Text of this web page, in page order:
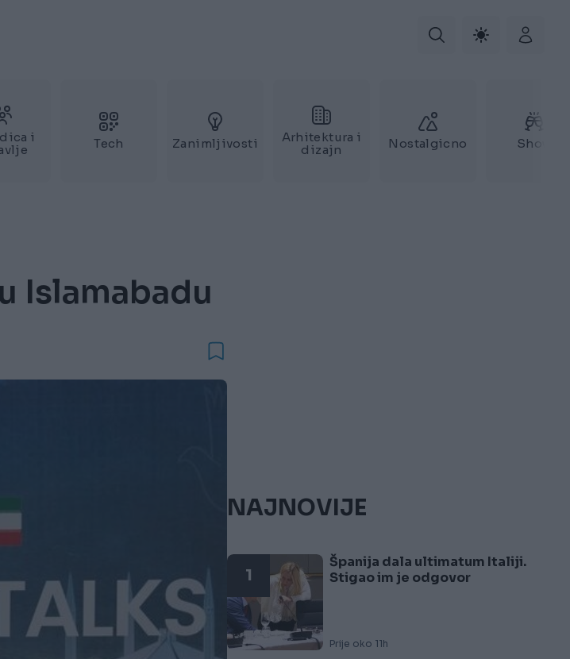
i
Tech Zanimljivosti
Arhitektura i
dizajn
Nostalgicno Show
Islamabadu
NAJNOVIJE
1
Španija dala ultimatum Italiji.
Stigao im je odgovor
Prije oko 11h